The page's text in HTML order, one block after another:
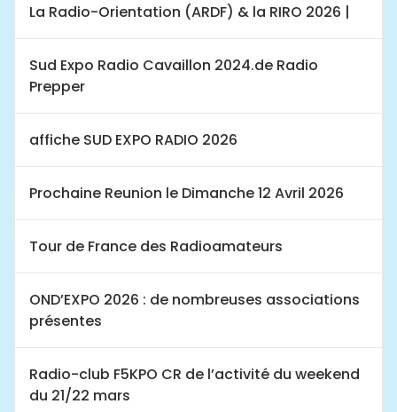
La Radio-Orientation (ARDF) & la RIRO 2026 |
Sud Expo Radio Cavaillon 2024.de Radio
Prepper
affiche SUD EXPO RADIO 2026
Prochaine Reunion le Dimanche 12 Avril 2026
Tour de France des Radioamateurs
OND’EXPO 2026 : de nombreuses associations
présentes
Radio-club F5KPO CR de l’activité du weekend
du 21/22 mars